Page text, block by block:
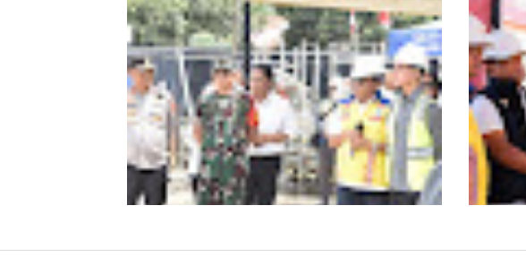
Kombes Andi Kirana Diperiksa Mabes
Polri, Kapolda Tunjuk Kabid TIK sebagai
Pelaksana Tugas Kapolresta Banda Aceh
HUT